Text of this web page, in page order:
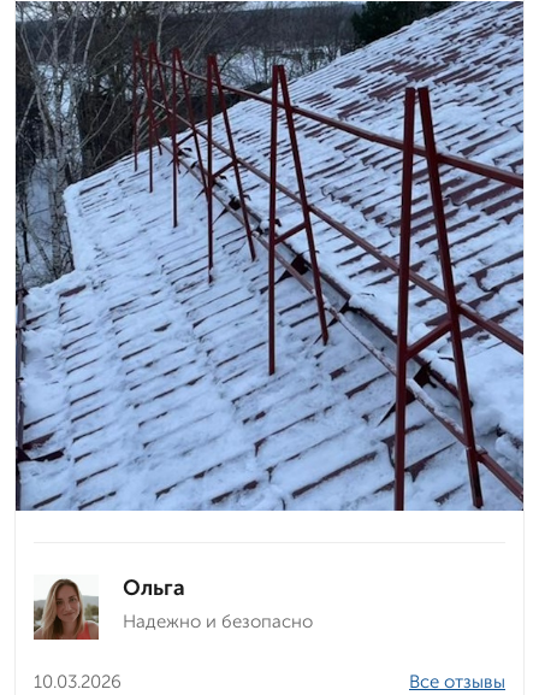
Ольга
Надежно и безопасно
10.03.2026
Все отзывы